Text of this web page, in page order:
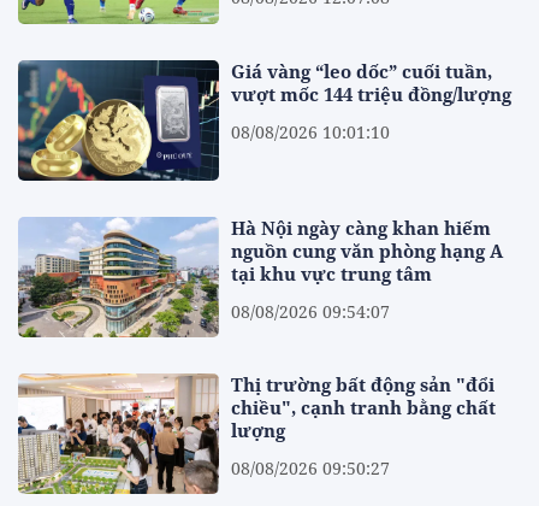
Giá vàng “leo dốc” cuối tuần,
vượt mốc 144 triệu đồng/lượng
08/08/2026 10:01:10
Hà Nội ngày càng khan hiếm
nguồn cung văn phòng hạng A
tại khu vực trung tâm
08/08/2026 09:54:07
Thị trường bất động sản "đổi
chiều", cạnh tranh bằng chất
lượng
08/08/2026 09:50:27